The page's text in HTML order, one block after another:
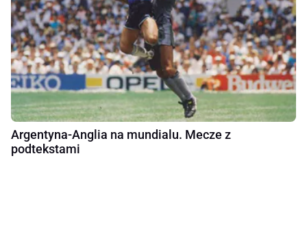
Argentyna-Anglia na mundialu. Mecze z
podtekstami